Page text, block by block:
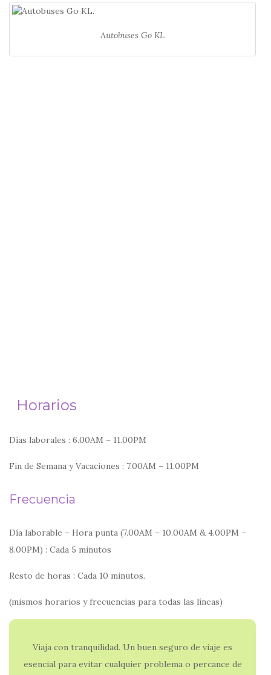
Autobuses Go KL
Horarios
Días laborales : 6.00AM – 11.00PM
Fin de Semana y Vacaciones : 7.00AM – 11.00PM
Frecuencia
Día laborable – Hora punta (7.00AM – 10.00AM & 4.00PM –
8.00PM) : Cada 5 minutos
Resto de horas : Cada 10 minutos.
(mismos horarios y frecuencias para todas las líneas)
Viaja con tranquilidad. Un buen seguro de viaje es
esencial para evitar cualquier problema o percance de